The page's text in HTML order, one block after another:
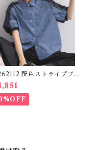
配色ストライプブラ
/ Color Block Stripe R
Blouse 【re-stock】